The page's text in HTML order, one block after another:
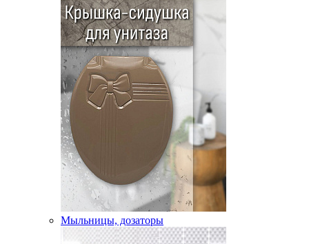
Мыльницы, дозаторы